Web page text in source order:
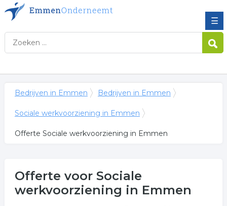
☰
Bedrijven in Emmen Bedrijven in Emmen
Sociale werkvoorziening in Emmen
Offerte Sociale werkvoorziening in Emmen
Offerte voor Sociale
werkvoorziening in Emmen